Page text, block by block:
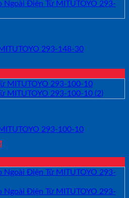
293-148-30
293-100-10
Giá
tại
là:
21,999,000₫.